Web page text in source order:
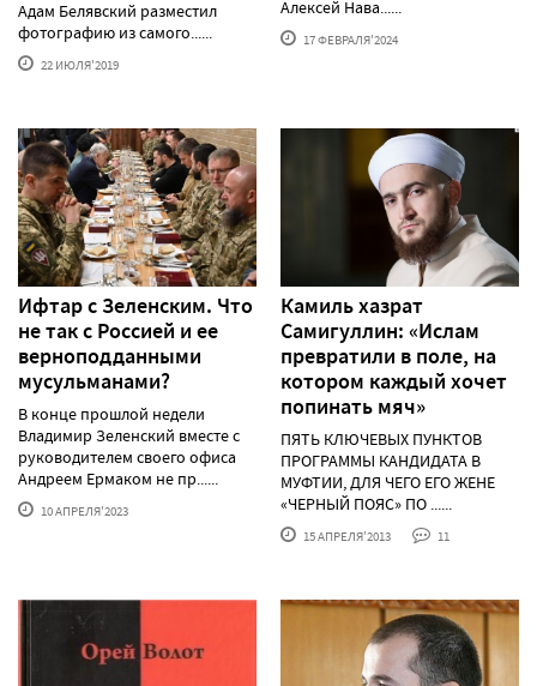
Адам Белявский разместил
фотографию из самого......
22 ИЮЛЯ'2019
Алексей Нава......
17 ФЕВРАЛЯ'2024
Ифтар с Зеленским. Что
не так с Россией и ее
верноподданными
мусульманами?
В конце прошлой недели
Владимир Зеленский вместе с
руководителем своего офиса
Андреем Ермаком не пр......
10 АПРЕЛЯ'2023
Камиль хазрат
Самигуллин: «Ислам
превратили в поле, на
котором каждый хочет
попинать мяч»
ПЯТЬ КЛЮЧЕВЫХ ПУНКТОВ
ПРОГРАММЫ КАНДИДАТА В
МУФТИИ, ДЛЯ ЧЕГО ЕГО ЖЕНЕ
«ЧЕРНЫЙ ПОЯС» ПО ......
15 АПРЕЛЯ'2013 11